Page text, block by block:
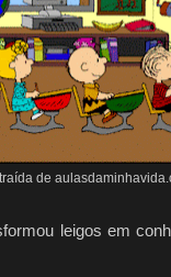
de
leigos em